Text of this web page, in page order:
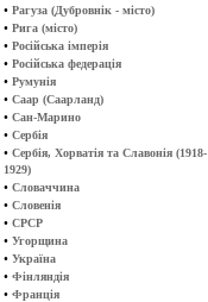
• Рагуза (Дубровнік - місто)
• Рига (місто)
• Російська імперія
• Російська федерація
• Румунія
• Саар (Саарланд)
• Сан-Марино
• Сербія
• Сербія, Хорватія та Славонія (1918-
1929)
• Словаччина
• Словенія
• СРСР
• Угорщина
• Україна
• Фінляндія
• Франція